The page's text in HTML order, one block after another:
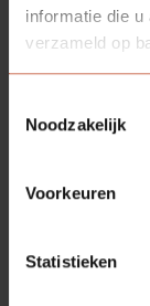
informatie die
verzameld op
Noodzakelijk
Voorkeuren
Statistieken